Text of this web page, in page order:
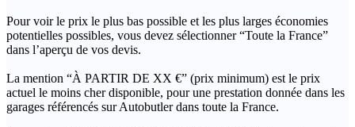
Pour voir le prix le plus bas possible et les plus larges économies
potentielles possibles, vous devez sélectionner “Toute la France”
dans l’aperçu de vos devis.
La mention “À PARTIR DE XX €” (prix minimum) est le prix
actuel le moins cher disponible, pour une prestation donnée dans les
garages référencés sur Autobutler dans toute la France.